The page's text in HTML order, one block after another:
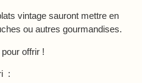
vintage sauront mettre en
ou autres gourmandises.
offrir !
: